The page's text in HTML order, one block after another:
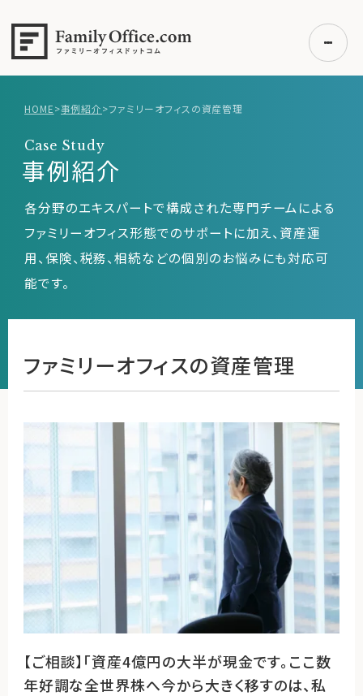
ご利用の流れ・プラン
事例紹介
エキスパート一覧
無料講座
運営会社
ファミリーオフィスとは
関連書籍
メールマガジン登録
よくある質問
HOME>事例紹介>ファミリーオフィスの資産管理
Case Study
事例紹介
各分野のエキスパートで構成された専門チームによる
ファミリーオフィス形態でのサポートに加え、資産運
用、保険、税務、相続などの個別のお悩みにも対応可
能です。
ファミリーオフィスの資産管理
【ご相談】「資産4億円の大半が現金です。ここ数
年好調な全世界株へ今から大きく移すのは、私